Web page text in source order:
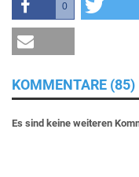
0
KOMMENTARE (85)
Es sind keine weiteren